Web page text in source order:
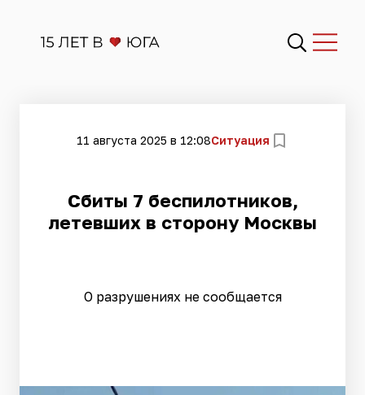
11 августа 2025 в 12:08Ситуация
Сбиты 7 беспилотников,
летевших в сторону Москвы
О разрушениях не сообщается